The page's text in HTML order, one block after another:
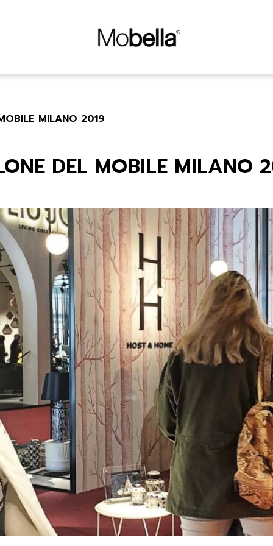
MILANO 2019
DEL MOBILE MILANO